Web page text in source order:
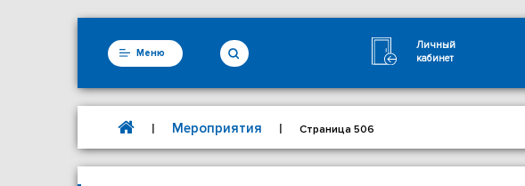
Меню
Личный
кабинет
| Мероприятия | Страница 506